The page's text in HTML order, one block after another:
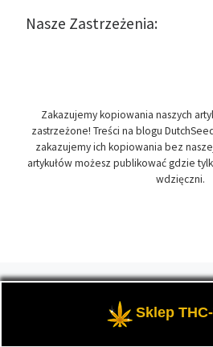
Nasze Zastrzeżenia:
Zakazujemy kopiowania naszych
zastrzeżone! Treści na blogu
zakazujemy ich kopiowania bez
artykułów możesz publikować gdzie
wdzięczni.
przewodni blogu, wszystko na
konopi indyjskich,
Sklep